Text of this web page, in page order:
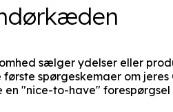
sælger ydelser eller
spørgeskemaer om
"nice-to-have"